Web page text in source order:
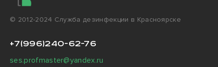
© 2012-2024 Cлужба дезинфекции в Красноярске
+7(996)240-62-76
ses.profmaster@yandex.ru